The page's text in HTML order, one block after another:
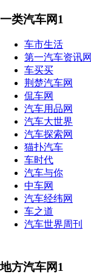
一类汽车网1
车市生活
第一汽车资讯网
车买买
荆楚汽车网
侃车网
汽车用品网
汽车大世界
汽车探索网
猫扑汽车
车时代
汽车与你
中车网
汽车经纬网
车之道
汽车世界周刊
地方汽车网1